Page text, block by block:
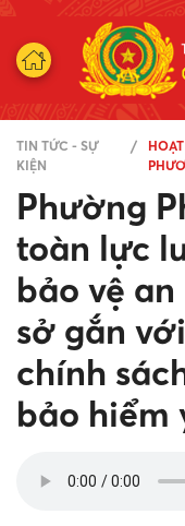
TIN TỨC - SỰ
KIỆN
Phường
toàn lực
bảo vệ
sở gắn
chính
bảo hiểm